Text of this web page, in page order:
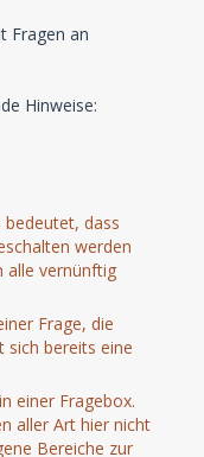
Fragen an
Hinweise:
dass
werden
alle vernünftig
Frage, die
sich bereits eine
einer Fragebox.
aller Art hier nicht
Bereiche zur